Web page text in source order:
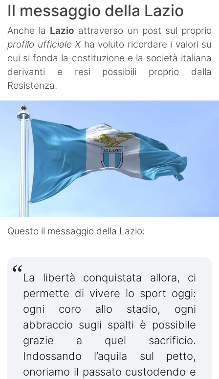
Il messaggio della Lazio
Anche la Lazio attraverso un post sul proprio
profilo ufficiale X ha voluto ricordare i valori su
cui si fonda la costituzione e la società italiana
derivanti e resi possibili proprio dalla
Resistenza.
Questo il messaggio della Lazio:
La libertà conquistata allora, ci
permette di vivere lo sport oggi:
ogni coro allo stadio, ogni
abbraccio sugli spalti è possibile
grazie a quel sacrificio.
Indossando l’aquila sul petto,
onoriamo il passato custodendo e